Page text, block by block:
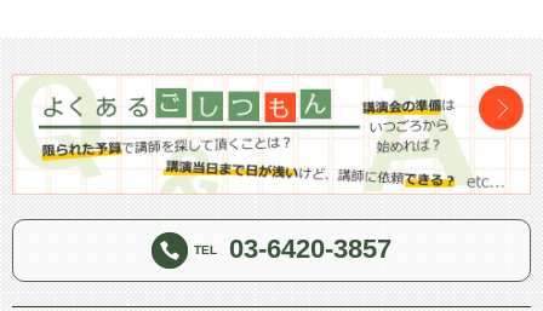
TEL 03-6420-3857